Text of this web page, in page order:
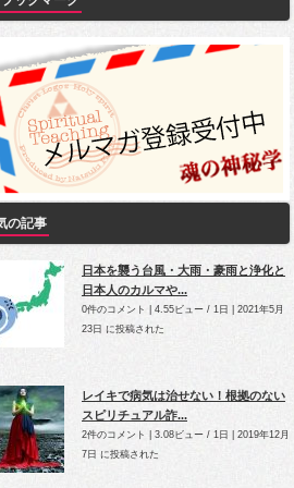
の記事
日本を襲う台風・大雨・豪雨と浄化と
日本人のカルマや...
0件のコメント 4.55ビュー / 1日
2021年5月
23日 に投稿された
レイキで病気は治せない！根拠のない
スピリチュアル詐...
2件のコメント 3.08ビュー / 1日
2019年12月
7日 に投稿された